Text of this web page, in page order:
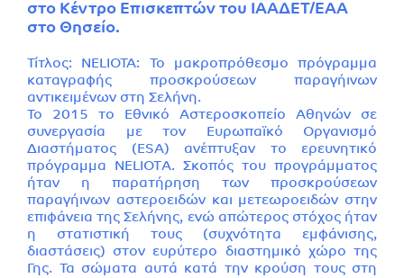
στο Κέντρο Επισκεπτών του ΙΑΑΔΕΤ/ΕΑΑ
στο Θησείο.
Τίτλος: NELIOTA: Το μακροπρόθεσμο πρόγραμμα
καταγραφής προσκρούσεων παραγήινων
αντικειμένων στη Σελήνη.
Το 2015 το Εθνικό Αστεροσκοπείο Αθηνών σε
συνεργασία με τον Ευρωπαϊκό Οργανισμό
Διαστήματος (ESA) ανέπτυξαν το ερευνητικό
πρόγραμμα NELIOTΑ. Σκοπός του προγράμματος
ήταν η παρατήρηση των προσκρούσεων
παραγήινων αστεροειδών και μετεωροειδών στην
επιφάνεια της Σελήνης, ενώ απώτερος στόχος ήταν
η στατιστική τους (συχνότητα εμφάνισης,
διαστάσεις) στον ευρύτερο διαστημικό χώρο της
Γης. Τα σώματα αυτά κατά την κρούση τους στη